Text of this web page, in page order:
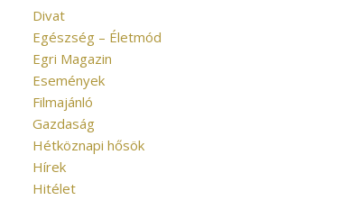
Divat
Egészség – Életmód
Egri Magazin
Események
Filmajánló
Gazdaság
Hétköznapi hősök
Hírek
Hitélet